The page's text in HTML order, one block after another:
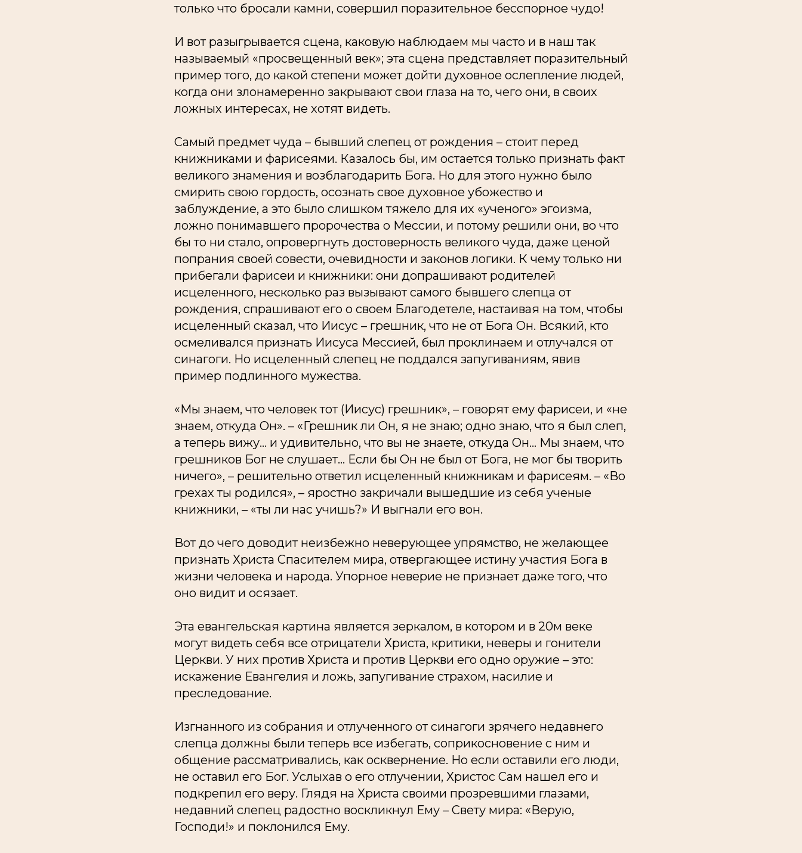
только что бросали камни, совершил поразительное бесспорное чудо!
И вот разыгрывается сцена, каковую наблюдаем мы часто и в наш так
называемый «просвещенный век»; эта сцена представляет поразительный
пример того, до какой степени может дойти духовное ослепление людей,
когда они злонамеренно закрывают свои глаза на то, чего они, в своих
ложных интересах, не хотят видеть.
Самый предмет чуда – бывший слепец от рождения – стоит перед
книжниками и фарисеями. Казалось бы, им остается только признать факт
великого знамения и возблагодарить Бога. Но для этого нужно было
смирить свою гордость, осознать свое духовное убожество и
заблуждение, а это было слишком тяжело для их «ученого» эгоизма,
ложно понимавшего пророчества о Мессии, и потому решили они, во что
бы то ни стало, опровергнуть достоверность великого чуда, даже ценой
попрания своей совести, очевидности и законов логики. К чему только ни
прибегали фарисеи и книжники: они допрашивают родителей
исцеленного, несколько раз вызывают самого бывшего слепца от
рождения, спрашивают его о своем Благодетеле, настаивая на том, чтобы
исцеленный сказал, что Иисус – грешник, что не от Бога Он. Всякий, кто
осмеливался признать Иисуса Мессией, был проклинаем и отлучался от
синагоги. Но исцеленный слепец не поддался запугиваниям, явив
пример подлинного мужества.
«Мы знаем, что человек тот (Иисус) грешник», – говорят ему фарисеи, и «не
знаем, откуда Он». – «Грешник ли Он, я не знаю; одно знаю, что я был слеп,
а теперь вижу... и удивительно, что вы не знаете, откуда Он... Мы знаем, что
грешников Бог не слушает... Если бы Он не был от Бога, не мог бы творить
ничего», – решительно ответил исцеленный книжникам и фарисеям. – «Во
грехах ты родился», – яростно закричали вышедшие из себя ученые
книжники, – «ты ли нас учишь?» И выгнали его вон.
Вот до чего доводит неизбежно неверующее упрямство, не желающее
признать Христа Спасителем мира, отвергающее истину участия Бога в
жизни человека и народа. Упорное неверие не признает даже того, что
оно видит и осязает.
Эта евангельская картина является зеркалом, в котором и в 20м веке
могут видеть себя все отрицатели Христа, критики, неверы и гонители
Церкви. У них против Христа и против Церкви его одно оружие – это:
искажение Евангелия и ложь, запугивание страхом, насилие и
преследование.
Изгнанного из собрания и отлученного от синагоги зрячего недавнего
слепца должны были теперь все избегать, соприкосновение с ним и
общение рассматривались, как осквернение. Но если оставили его люди,
не оставил его Бог. Услыхав о его отлучении, Христос Сам нашел его и
подкрепил его веру. Глядя на Христа своими прозревшими глазами,
недавний слепец радостно воскликнул Ему – Свету мира: «Верую,
Господи!» и поклонился Ему.